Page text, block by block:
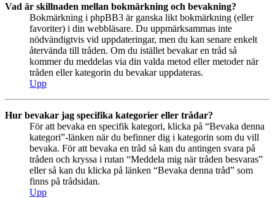
Vad är skillnaden mellan bokmärkning och bevakning?
Bokmärkning i phpBB3 är ganska likt bokmärkning (eller
favoriter) i din webbläsare. Du uppmärksammas inte
nödvändigtvis vid uppdateringar, men du kan senare enkelt
återvända till tråden. Om du istället bevakar en tråd så
kommer du meddelas via din valda metod eller metoder när
tråden eller kategorin du bevakar uppdateras.
Upp
Hur bevakar jag specifika kategorier eller trådar?
För att bevaka en specifik kategori, klicka på “Bevaka denna
kategori”-länken när du befinner dig i kategorin som du vill
bevaka. För att bevaka en tråd så kan du antingen svara på
tråden och kryssa i rutan “Meddela mig när tråden besvaras”
eller så kan du klicka på länken “Bevaka denna tråd” som
finns på trådsidan.
Upp